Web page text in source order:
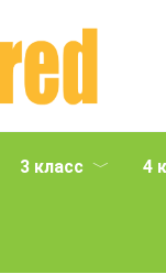
3 класс 4